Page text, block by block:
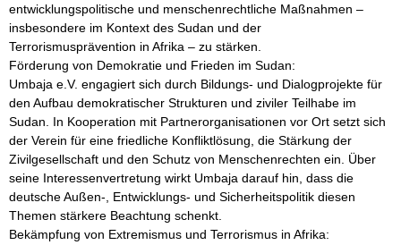
entwicklungspolitische und menschenrechtliche Maßnahmen –
insbesondere im Kontext des Sudan und der
Terrorismusprävention in Afrika – zu stärken.
Förderung von Demokratie und Frieden im Sudan:
Umbaja e.V. engagiert sich durch Bildungs- und Dialogprojekte für
den Aufbau demokratischer Strukturen und ziviler Teilhabe im
Sudan. In Kooperation mit Partnerorganisationen vor Ort setzt sich
der Verein für eine friedliche Konfliktlösung, die Stärkung der
Zivilgesellschaft und den Schutz von Menschenrechten ein. Über
seine Interessenvertretung wirkt Umbaja darauf hin, dass die
deutsche Außen-, Entwicklungs- und Sicherheitspolitik diesen
Themen stärkere Beachtung schenkt.
Bekämpfung von Extremismus und Terrorismus in Afrika: